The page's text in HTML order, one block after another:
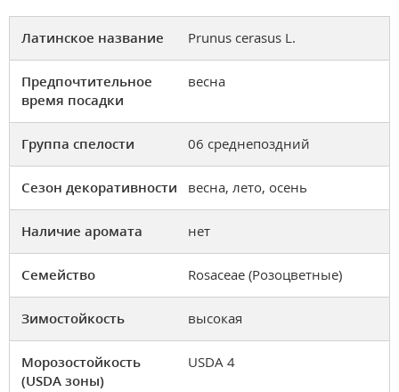
Латинское название Prunus cerasus L.
Предпочтительное
время посадки
весна
Группа спелости 06 среднепоздний
Сезон декоративности весна, лето, осень
Наличие аромата нет
Семейство Rosaceae (Розоцветные)
Зимостойкость высокая
Морозостойкость
(USDA зоны)
USDA 4